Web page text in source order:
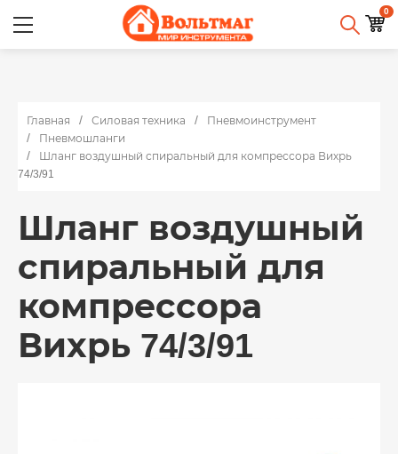
0
Главная Силовая техника
Пневмоинструмент
Пневмошланги
Шланг воздушный спиральный для компрессора Вихрь
74/3/91
Шланг воздушный
спиральный для
компрессора
Вихрь 74/3/91